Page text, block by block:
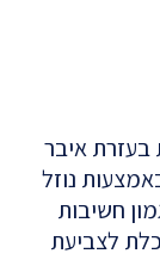
בעזרת איבר
נוזל
חשיבות
לצביעת